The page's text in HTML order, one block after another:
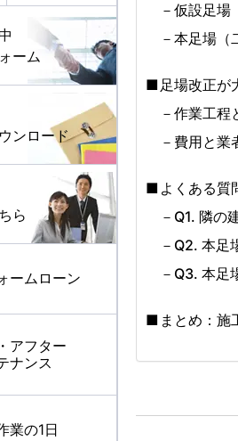
仮設足場
本足場（
足場改正が
作業工程
費用と業
よくある質
Q1. 隣の
Q2. 本足
Q3. 本足
まとめ：施
ーム
ンロード
ら
ームローン
アフター
ナンス
業の1日